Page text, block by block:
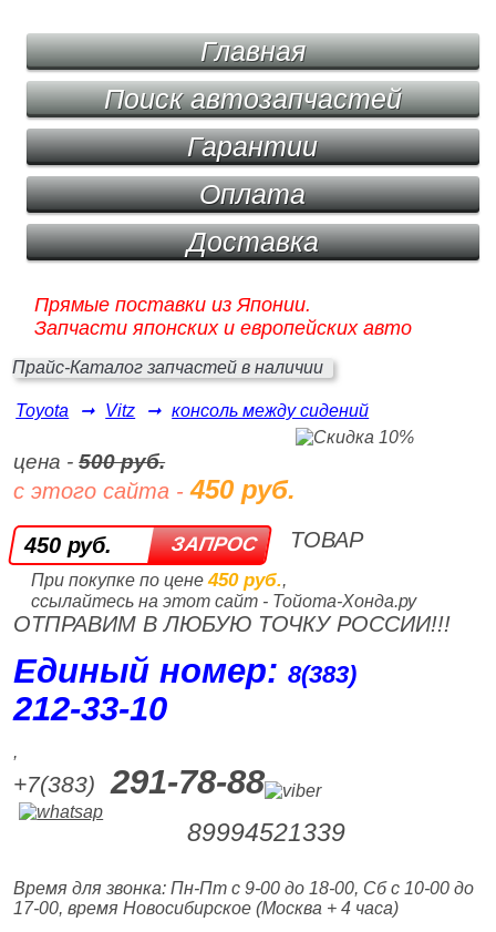
Главная
Поиск автозапчастей
Гарантии
Оплата
Доставка
Прямые поставки из Японии.
Запчасти японских и европейских авто
Прайс-Каталог запчастей в наличии
Toyota ➞ Vitz ➞ консоль между сидений
цена -500 руб.
с этого сайта -450 руб.
450 руб.
При покупке по цене450 руб.,
ссылайтесь на этот сайт - Тойота-Хонда.ру
ТОВАР
ОТПРАВИМ В ЛЮБУЮ ТОЧКУ РОССИИ!!!
Единый номер:8(383)
212‑33‑10
,
+7(383) 291-78-88
89994521339
Время для звонка: Пн-Пт с 9-00 до 18-00, Сб с 10-00 до
17-00, время Новосибирское (Москва + 4 часа)